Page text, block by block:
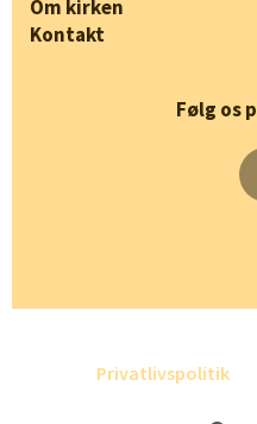
Om kirken
Kontakt
Følg os
Privatlivspolitik